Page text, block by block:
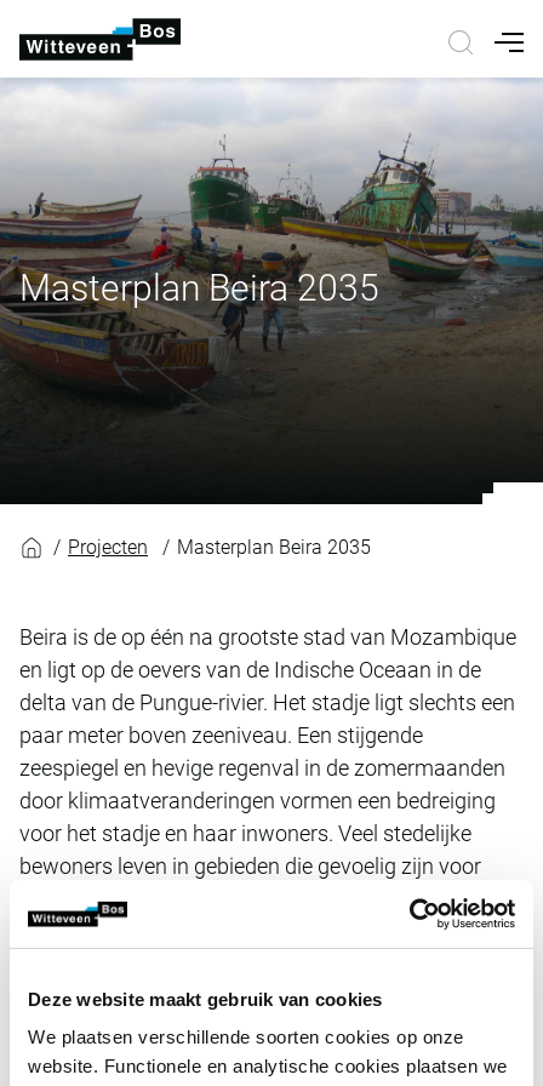
Deze website maakt gebruik van cookies
We plaatsen verschillende soorten cookies op onze
website. Functionele en analytische cookies plaatsen we
Masterplan Beira 2035
Projecten Masterplan Beira 2035
Beira is de op één na grootste stad van Mozambique
en ligt op de oevers van de Indische Oceaan in de
delta van de Pungue-rivier. Het stadje ligt slechts een
paar meter boven zeeniveau. Een stijgende
zeespiegel en hevige regenval in de zomermaanden
door klimaatveranderingen vormen een bedreiging
voor het stadje en haar inwoners. Veel stedelijke
bewoners leven in gebieden die gevoelig zijn voor
overstromingen en ontberen een goede
basisinfrastructuur.
Stijgende vraag naar land en
infrastructuur